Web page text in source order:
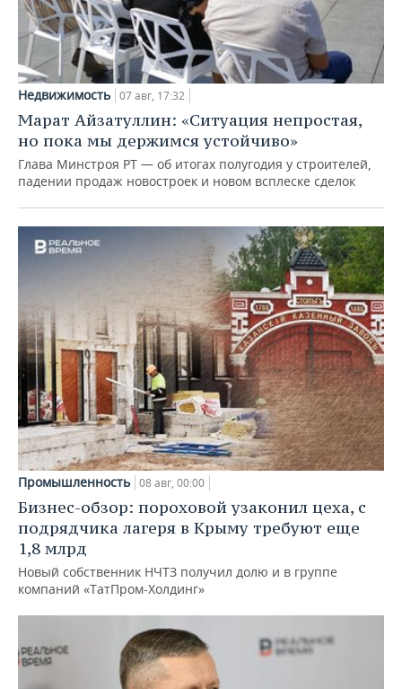
Недвижимость 07 авг, 17:32
Марат Айзатуллин: «Ситуация непростая,
но пока мы держимся устойчиво»
Глава Минстроя РТ — об итогах полугодия у строителей,
падении продаж новостроек и новом всплеске сделок
Промышленность 08 авг, 00:00
Бизнес-обзор: пороховой узаконил цеха, с
подрядчика лагеря в Крыму требуют еще
1,8 млрд
Новый собственник НЧТЗ получил долю и в группе
компаний «ТатПром-Холдинг»